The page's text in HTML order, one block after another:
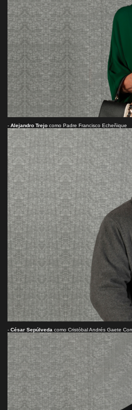
- Alejandro Trejo como Padre Francisco Echeñique
- César Sepúlveda como Cristóbal Andrés Gaete